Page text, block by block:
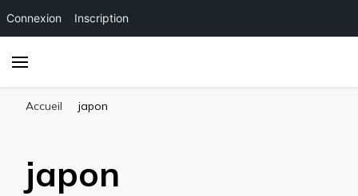
Connexion Inscription
Accueil japon
japon